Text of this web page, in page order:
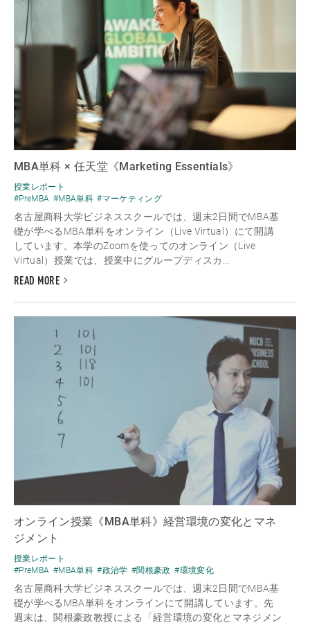
MBA単科 × 任天堂《Marketing Essentials》
授業レポート
#PreMBA #MBA単科 #マーケティング
名古屋商科大学ビジネススクールでは、週末2日間でMBA基
礎が学べるMBA単科をオンライン（Live Virtual）にて開講
しています。本学のZoomを使ってのオンライン（Live
Virtual）授業では、授業中にグループディスカ...
READ MORE
オンライン授業《MBA単科》経営環境の変化とマネ
ジメント
授業レポート
#PreMBA #MBA単科 #政治学 #関根豪政 #環境変化
名古屋商科大学ビジネススクールでは、週末2日間でMBA基
礎が学べるMBA単科をオンラインにて開講しています。先
週末は、関根豪政教授による「経営環境の変化とマネジメン